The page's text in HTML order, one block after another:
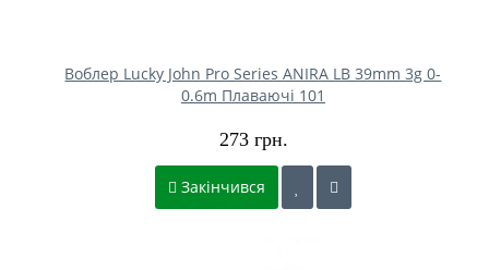
Воблер Lucky John Pro Series ANIRA LB 39mm 3g 0-
0.6m Плаваючі 101
273 грн.
Закінчився